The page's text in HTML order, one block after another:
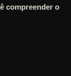
compreender o